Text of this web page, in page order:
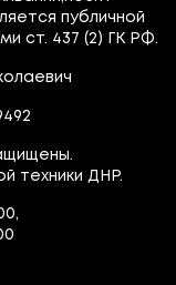
публичной
ст. 437 (2) ГК РФ.
техники ДНР.